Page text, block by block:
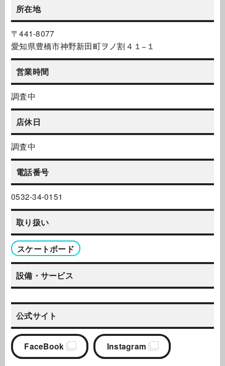
所在地
〒441-8077
愛知県豊橋市神野新田町ヲノ割４１−１
営業時間
調査中
店休日
調査中
電話番号
0532-34-0151
取り扱い
スケートボード
設備・サービス
公式サイト
FaceBook Instagram